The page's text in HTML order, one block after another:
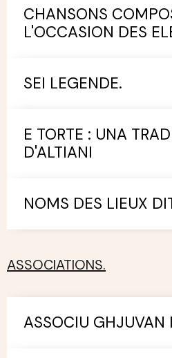
CHANSONS
L'OCCASION DES
SEI LEGENDE.
E TORTE : UNA
D'ALTIANI
NOMS DES LIEUX
ASSOCIATIONS.
ASSOCIU GHJUVAN